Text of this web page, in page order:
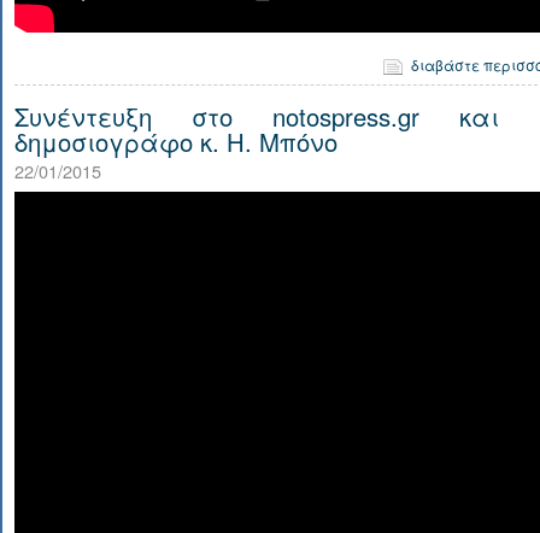
διαβάστε
Συνέντευξη στο notospress.gr και
δημοσιογράφο κ. Η. Μπόνο
22/01/2015